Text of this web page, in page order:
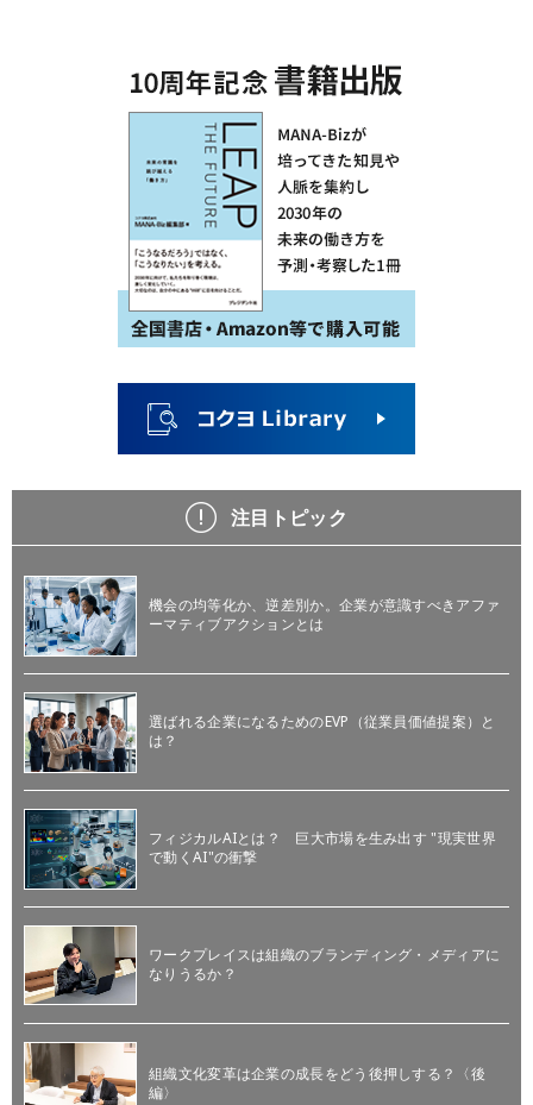
注目トピック
機会の均等化か、逆差別か。企業が意識すべきアファ
ーマティブアクションとは
選ばれる企業になるためのEVP（従業員価値提案）と
は？
フィジカルAIとは？ 巨大市場を生み出す "現実世界
で動くAI"の衝撃
ワークプレイスは組織のブランディング・メディアに
なりうるか？
組織文化変革は企業の成長をどう後押しする？〈後
編〉